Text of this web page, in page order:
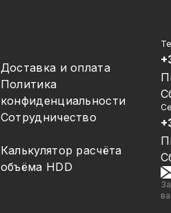
Доставка и оплата
Политика
конфиденциальности
Сотрудничество
Калькулятор расчёта
объёма HDD